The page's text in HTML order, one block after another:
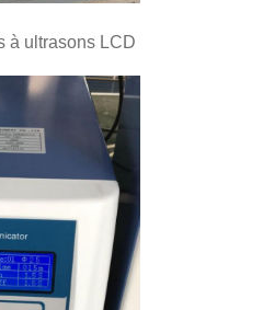
à ultrasons LCD